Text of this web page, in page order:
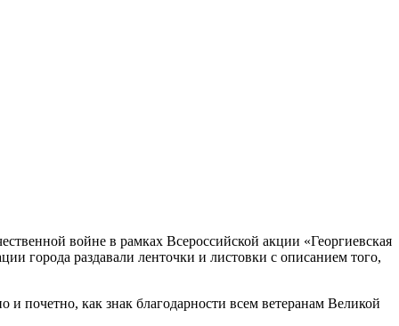
войне в рамках Всероссийской акции «Георгиевская
города раздавали ленточки и листовки с описанием того,
почетно, как знак благодарности всем ветеранам Великой